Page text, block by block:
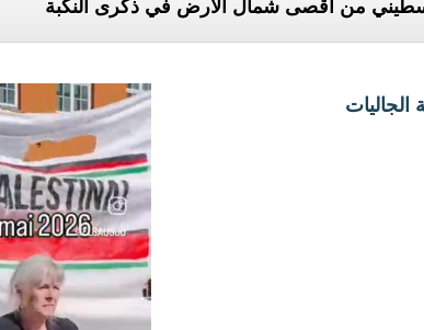
من أقصى شمال الأرض في ذكرى النكبة
الجاليات